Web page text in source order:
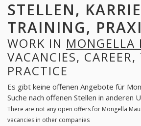
STELLEN,
TRAINING,
WORK IN MONGELLA
VACANCIES,
PRACTICE
Es gibt keine offenen Angebote für
Suche nach offenen Stellen in anderen
There are not any open offers for Mongella
vacancies in other companies